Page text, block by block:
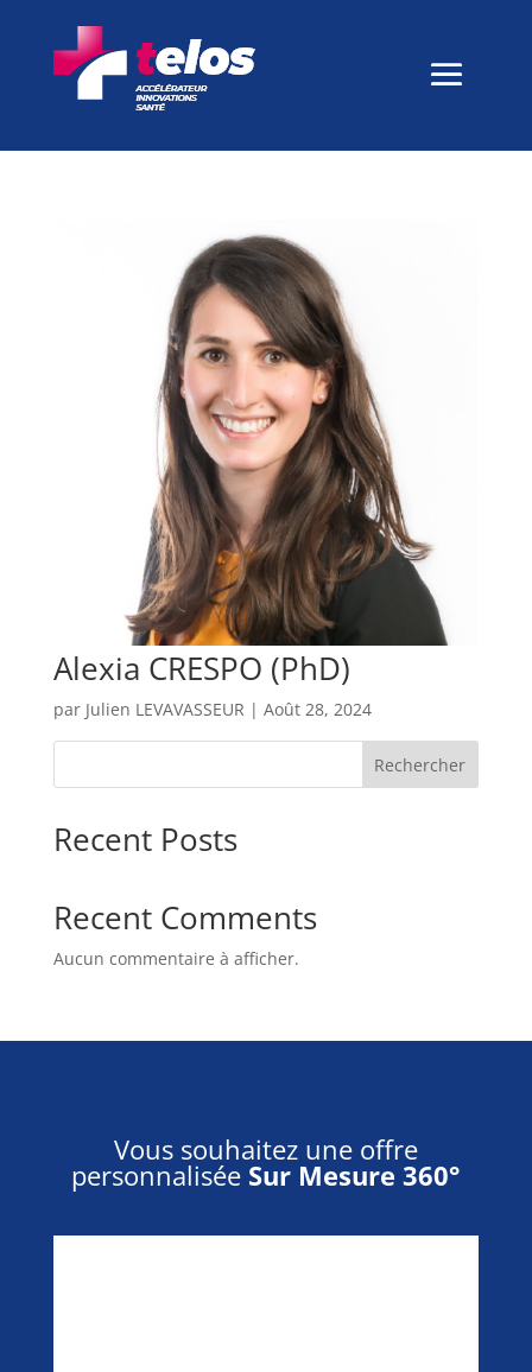
Alexia CRESPO (PhD)
par Julien LEVAVASSEUR | Août 28, 2024
Rechercher
Recent Posts
Recent Comments
Aucun commentaire à afficher.
Vous souhaitez une offre
personnalisée Sur Mesure 360°